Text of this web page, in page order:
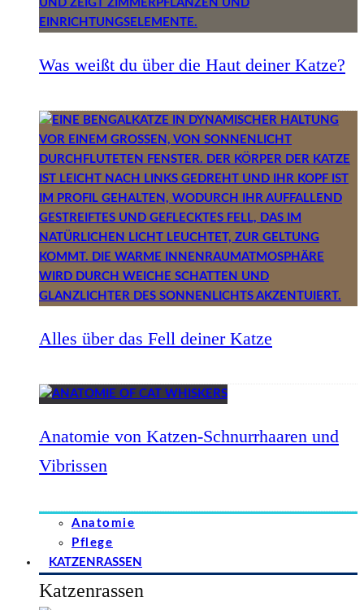
Was weißt du über die Haut deiner Katze?
Alles über das Fell deiner Katze
Anatomie von Katzen-Schnurrhaaren und
Vibrissen
Anatomie
Pflege
KATZENRASSEN
Katzenrassen